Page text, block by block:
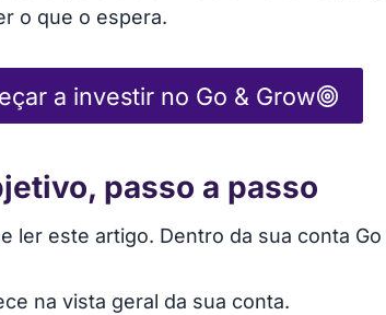
o que o espera.
a investir no Go & Grow
passo a passo
ler este artigo. Dentro da sua conta Go
na vista geral da sua conta.